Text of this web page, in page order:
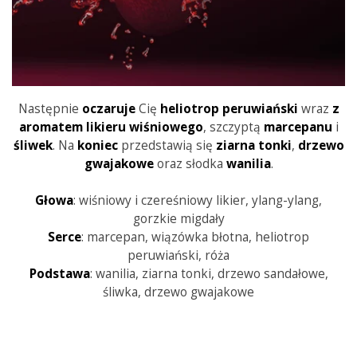
Następnie oczarujeCię heliotrop peruwiański wraz z
aromatem likieru wiśniowego, szczyptą marcepanu i
śliwek. Na koniecprzedstawią się ziarna tonki, drzewo
gwajakoweoraz słodka wanilia.
Głowa: wiśniowy i czereśniowy likier, ylang-ylang,
gorzkie migdały
Serce: marcepan, wiązówka błotna, heliotrop
peruwiański, róża
Podstawa: wanilia, ziarna tonki, drzewo sandałowe,
śliwka, drzewo gwajakowe